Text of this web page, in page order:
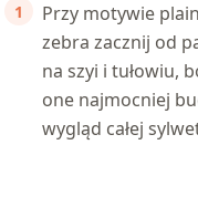
Przy motywie
zebra zacznij od
na szyi i tułowiu,
one najmocniej
wygląd całej